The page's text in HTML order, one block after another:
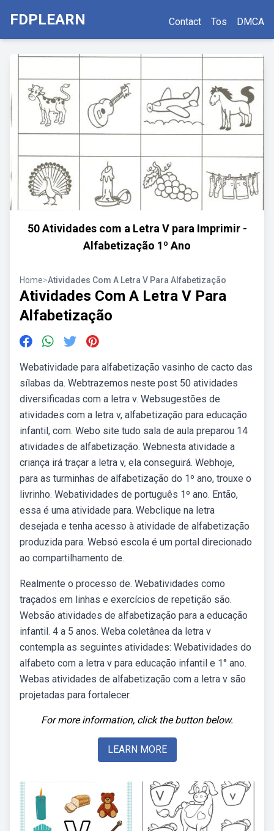
FDPLEARN Contact Tos DMCA
50 Atividades com a Letra V para Imprimir -
Alfabetização 1º Ano
Home>Atividades Com A Letra V Para Alfabetização
Atividades Com A Letra V Para
Alfabetização
Webatividade para alfabetização vasinho de cacto das
sílabas da. Webtrazemos neste post 50 atividades
diversificadas com a letra v. Websugestões de
atividades com a letra v, alfabetização para educação
infantil, com. Webo site tudo sala de aula preparou 14
atividades de alfabetização. Webnesta atividade a
criança irá traçar a letra v, ela conseguirá. Webhoje,
para as turminhas de alfabetização do 1º ano, trouxe o
livrinho. Webatividades de português 1º ano. Então,
essa é uma atividade para. Webclique na letra
desejada e tenha acesso à atividade de alfabetização
produzida para. Websó escola é um portal direcionado
ao compartilhamento de.
Realmente o processo de. Webatividades como
traçados em linhas e exercícios de repetição são.
Websão atividades de alfabetização para a educação
infantil. 4 a 5 anos. Weba coletânea da letra v
contempla as seguintes atividades: Webatividades do
alfabeto com a letra v para educação infantil e 1° ano.
Webas atividades de alfabetização com a letra v são
projetadas para fortalecer.
For more information, click the button below.
LEARN MORE